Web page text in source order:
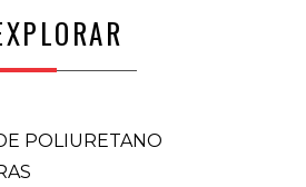
POLIURETANO